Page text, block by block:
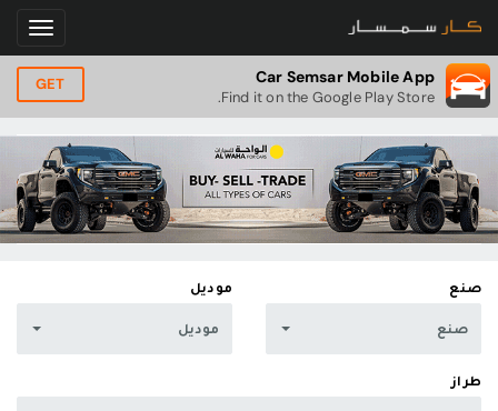
Car Semsar Mobile App
Find it on the Google Play Store.
GET
صنع
صنع
موديل
موديل
طراز